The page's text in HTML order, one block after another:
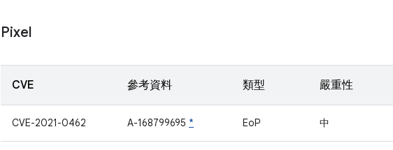
Pixel
CVE 參考資料 類型 嚴重性
CVE-2021-0462 A-168799695 * EoP 中